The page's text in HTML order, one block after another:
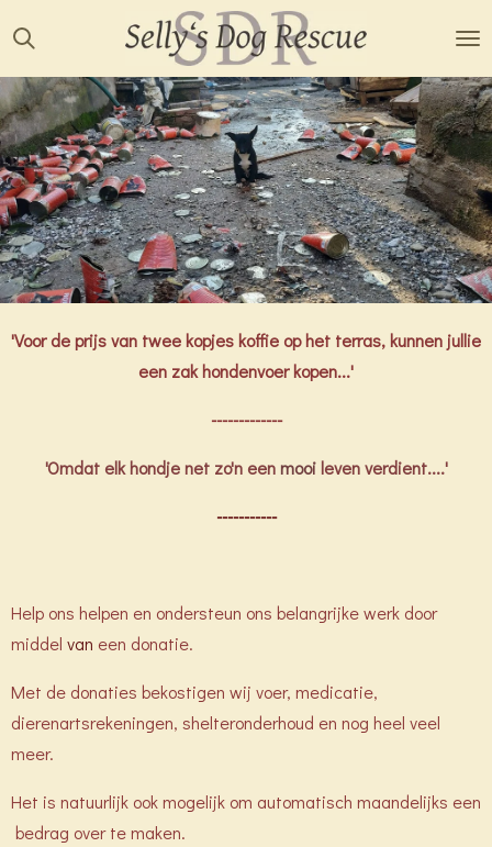
Ga
direct
naar
de
hoofdinhoud
'Voor de prijs van twee kopjes koffie op het terras, kunnen jullie
een zak hondenvoer kopen...'
-------------
'Omdat elk hondje net zo'n eenmooileven verdient....'
-----------
Help ons helpen en ondersteun ons belangrijke werk door
middel van een donatie.
Met de donaties bekostigen wij voer, medicatie,
dierenartsrekeningen, shelteronderhoud en nog heel veel
meer.
Het is natuurlijk ook mogelijk om automatisch maandelijks een
bedrag over te maken.